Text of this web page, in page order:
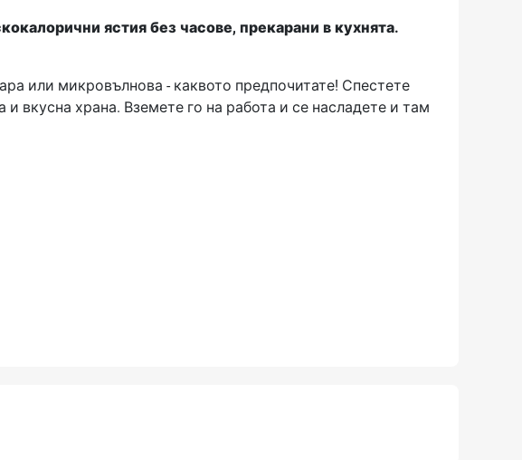
ястия без часове, прекарани в кухнята.
или микровълнова - каквото предпочитате! Спестете
вкусна храна. Вземете го на работа и се насладете и там